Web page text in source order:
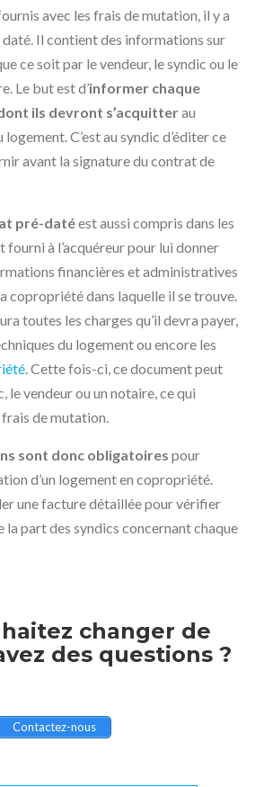
avec les frais de mutation, il y a
Il contient des informations sur
ce soit par le vendeur, le syndic ou le
Le but est d’informer chaque
ils devront s’acquitterau
C’est au syndic d’éditer ce
avant la signature du contrat de
pré-datéest aussi compris dans les
à l’acquéreur pour lui donner
financières et administratives
copropriété dans laquelle il se trouve.
toutes les charges qu’il devra payer,
du logement ou encore les
. Cette fois-ci, ce document peut
le vendeur ou un notaire, ce qui
de mutation.
sont donc obligatoires pour
d’un logement en copropriété.
une facture détaillée pour vérifier
la part des syndics concernant chaque
changer de
des questions ?
Contactez-nous